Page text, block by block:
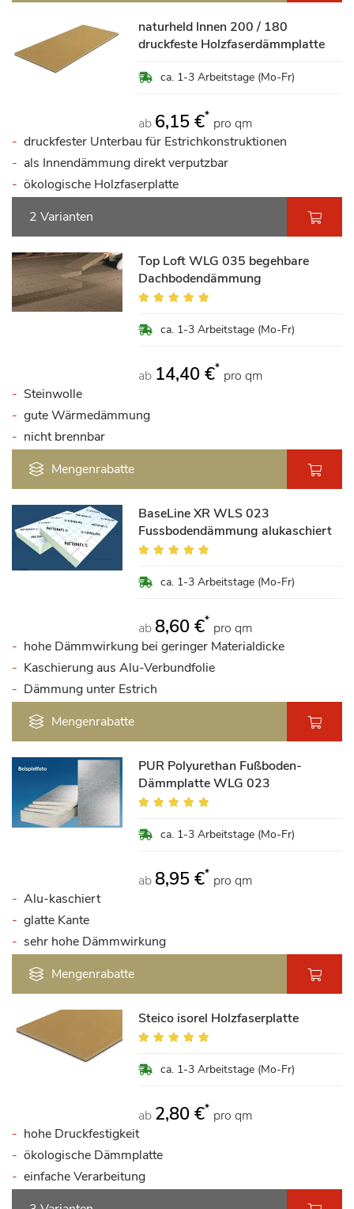
naturheld Innen 200 / 180
druckfeste Holzfaserdämmplatte
ca. 1-3 Arbeitstage (Mo-Fr)
ab 6,15 €* pro qm
druckfester Unterbau für Estrichkonstruktionen
als Innendämmung direkt verputzbar
ökologische Holzfaserplatte
2 Varianten
Top Loft WLG 035 begehbare
Dachbodendämmung
Bewertung:
ca. 1-3 Arbeitstage (Mo-Fr)
ab 14,40 €* pro qm
Steinwolle
gute Wärmedämmung
nicht brennbar
Mengenrabatte
BaseLine XR WLS 023
Fussbodendämmung alukaschiert
Bewertung:
ca. 1-3 Arbeitstage (Mo-Fr)
ab 8,60 €* pro qm
hohe Dämmwirkung bei geringer Materialdicke
Kaschierung aus Alu-Verbundfolie
Dämmung unter Estrich
Mengenrabatte
PUR Polyurethan Fußboden-
Dämmplatte WLG 023
Bewertung:
ca. 1-3 Arbeitstage (Mo-Fr)
ab 8,95 €* pro qm
Alu-kaschiert
glatte Kante
sehr hohe Dämmwirkung
Mengenrabatte
Steico isorel Holzfaserplatte
Bewertung:
ca. 1-3 Arbeitstage (Mo-Fr)
ab 2,80 €* pro qm
hohe Druckfestigkeit
ökologische Dämmplatte
einfache Verarbeitung